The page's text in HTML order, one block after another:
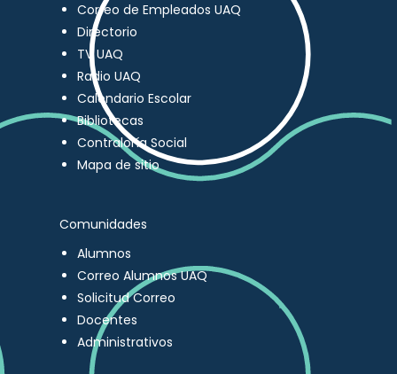
Correo de Empleados UAQ
Directorio
TV UAQ
Radio UAQ
Calendario Escolar
Bibliotecas
Contraloría Social
Mapa de sitio
Comunidades
Alumnos
Correo Alumnos UAQ
Solicitud Correo
Docentes
Administrativos